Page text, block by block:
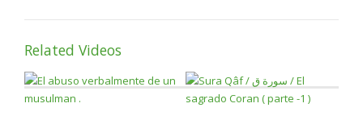
Related Videos